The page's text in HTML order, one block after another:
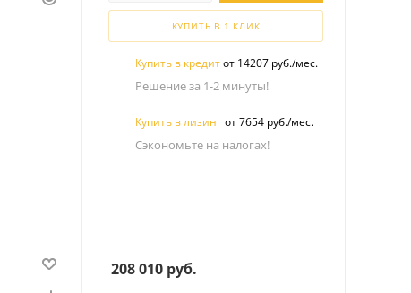
КУПИТЬ В 1 КЛИК
Купить в кредитот 14207 руб./мес.
Решение за 1-2 минуты!
Купить в лизинг от 7654 руб./мес.
Сэкономьте на налогах!
208 010 руб.